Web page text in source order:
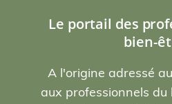
Le portail des
bien-
A l'origine adressé
aux professionnels